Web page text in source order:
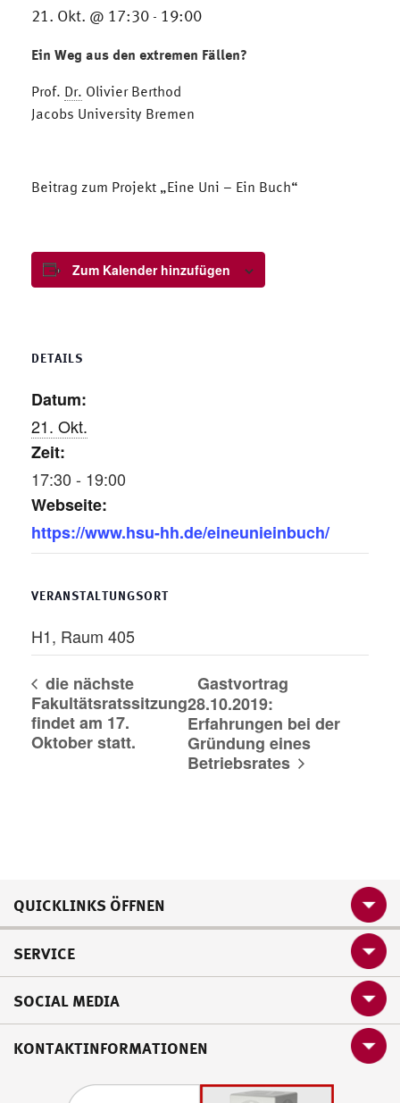
21. Okt. @ 17:30 - 19:00
Ein Weg aus den extremen Fällen?
Prof. Dr. Olivier Berthod
Jacobs University Bremen
Beitrag zum Projekt „Eine Uni – Ein Buch“
Zum Kalender hinzufügen
DETAILS
Datum:
21. Okt.
Zeit:
17:30 - 19:00
Webseite:
https://www.hsu-hh.de/eineunieinbuch/
VERANSTALTUNGSORT
H1, Raum 405
die nächste
Fakultätsratssitzung
findet am 17.
Oktober statt.
Gastvortrag
28.10.2019:
Erfahrungen bei der
Gründung eines
Betriebsrates
QUICKLINKS ÖFFNEN
SERVICE
SOCIAL MEDIA
KONTAKTINFORMATIONEN